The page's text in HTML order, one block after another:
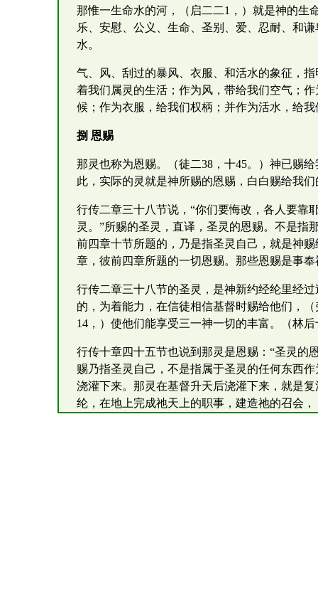
那惟一生命水的河，（启二二1，）就是神的生
乐、安慰、公义、生命、圣别、爱、忍耐、和
水。
气、风、刮过的暴风、衣服、和活水的象征，
着我们属灵的生活；作为风，带给我们空气；
候；作为衣服，给我们权柄；并作为活水，给我
捌 恩赐
那灵也称为恩赐。（徒二38，十45。）神已赐
此，实际的灵就是神所赐的恩赐，白白赐给我们
行传二章三十八节说，“你们要悔改，各人要靠
灵。”所赐的圣灵，直译，圣灵的恩赐。不是指
前四章十节所题的，乃是指圣灵自己，就是神
章，彼前四章所题的一切恩赐。那些恩赐是事
行传二章三十八节的圣灵，是神新约经纶里经
的，为着能力，在信徒相信基督时赐给他们，
14，）使他们能享受三一神一切的丰富。（林后
行传十章四十五节也说到那灵是恩赐：“圣灵的
赐乃指圣灵自己，不是指属于圣灵的任何东西
浇灌下来。那灵在基督升天后浇灌下来，就是
纶，在地上完成祂天上的职事，建造祂的召会